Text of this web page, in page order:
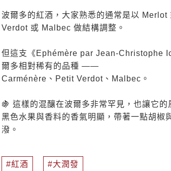
波爾多的紅酒，大家熟悉的通常是以
Verdot 或 Malbec 做結構調整。
但這支《Ephémère par Jean-Christophe
爾多相對稀有的品種 ——
Carménère、Petit Verdot、Malbec。
🍇 這樣的混釀在波爾多非常罕見，也讓它的
黑色水果與香料的香氣明顯，帶著一點胡椒
潑。
紅酒 大潤發